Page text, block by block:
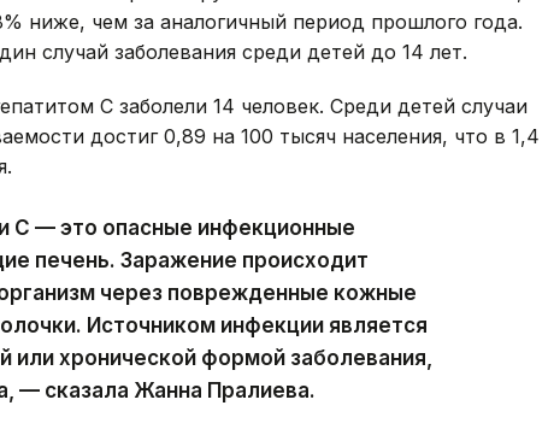
ниже, чем за аналогичный период прошлого года.
случай заболевания среди детей до 14 лет.
С заболели 14 человек. Среди детей случаи
достиг 0,89 на 100 тысяч населения, что в 1,4
С — это опасные инфекционные
печень. Заражение происходит
через поврежденные кожные
Источником инфекции является
или хронической формой заболевания,
— сказала Жанна Пралиева.